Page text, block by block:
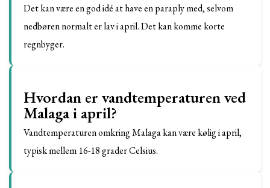
Det kan være en god idé at have en paraply med, selvom
nedbøren normalt er lav i april. Det kan komme korte
regnbyger.
Hvordan er vandtemperaturen ved
Malaga i april?
Vandtemperaturen omkring Malaga kan være kølig i april,
typisk mellem 16-18 grader Celsius.